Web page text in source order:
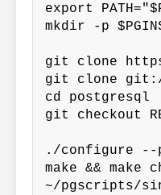
export
mkdir -p
git clone
git clone
cd postgresql
git checkout
./configure --
make && make
~/pgscripts/